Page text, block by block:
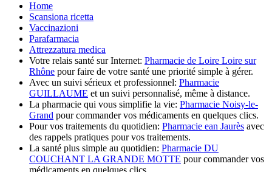
Home
Scansiona ricetta
Vaccinazioni
Parafarmacia
Attrezzatura medica
Votre relais santé sur Internet: Pharmacie de Loire Loire sur
Rhône pour faire de votre santé une priorité simple à gérer.
Avec un suivi sérieux et professionnel: Pharmacie
GUILLAUME et un suivi personnalisé, même à distance.
La pharmacie qui vous simplifie la vie: Pharmacie Noisy-le-
Grand pour commander vos médicaments en quelques clics.
Pour vos traitements du quotidien: Pharmacie ean Jaurès avec
des rappels pratiques pour vos traitements.
La santé plus simple au quotidien: Pharmacie DU
COUCHANT LA GRANDE MOTTE pour commander vos